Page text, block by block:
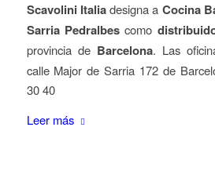
Scavolini Italiadesigna a Cocina
Sarria Pedralbescomo
provincia de Barcelona. Las
calle Major de Sarria 172 de
30 40
Leer más